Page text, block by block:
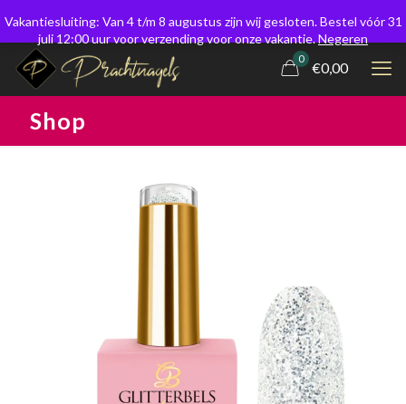
0
€0,00
Shop
Vakantiesluiting: Van 4 t/m 8 augustus zijn wij gesloten. Bestel vóór 31
juli 12:00 uur voor verzending voor onze vakantie.Negeren